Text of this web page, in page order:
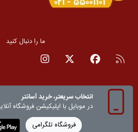
ما را دنبال کنید
RSS صفحه فیسبوک
صفحه تویتر
صفحه
انتخاب سریعتر، خرید آسانتر
در موبایل با اپلیکیشن‌ فروشگاه
فروشگاه تلگرامی